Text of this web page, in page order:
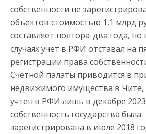
собственности не
объектов стоимостью 1,1 млрд
составляет полтора-два года,
случаях учет в РФИ отставал на
регистрации права
Счетной палаты приводится в
недвижимого имущества в
учтен в РФИ лишь в декабре 2023
собственность государства была
зарегистрирована в июле 2018